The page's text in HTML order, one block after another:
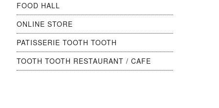
FOOD HALL
ONLINE STORE
PATISSERIE TOOTH TOOTH
TOOTH TOOTH RESTAURANT / CAFE